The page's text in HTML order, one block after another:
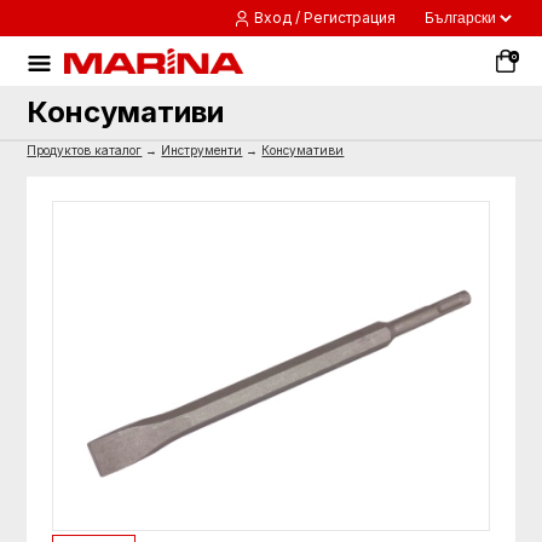
Вход / Регистрация
0
Консумативи
Продуктов каталог → Инструменти → Консумативи